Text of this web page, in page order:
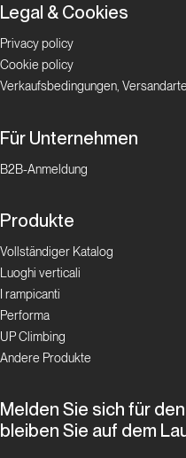
Legal & Cookies
Privacy policy
Cookie policy
Verkaufsbedingungen,
Für Unternehmen
B2B-Anmeldung
Produkte
Vollständiger Katalog
Luoghi verticali
I rampicanti
Performa
UP Climbing
Andere Produkte
Melden Sie sich für
bleiben Sie auf dem